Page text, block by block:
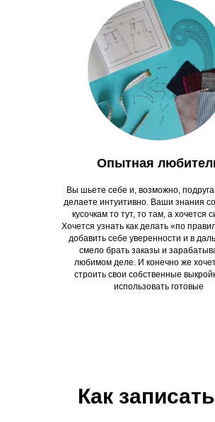
Опытная
Вы шьете себе и, возможно,
делаете интуитивно. Ваши знания
кусочкам то тут, то там, а хочется
Хочется узнать как делать «по
добавить себе уверенности и в
смело брать заказы и
любимом деле. И конечно же
строить свои собственные
использовать готовые
Как